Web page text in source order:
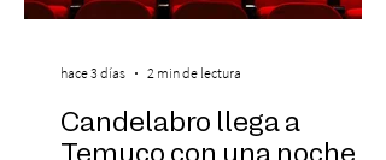
Candelabro llega a
Temuco con una noche
hace 3 días 2 min de lectura